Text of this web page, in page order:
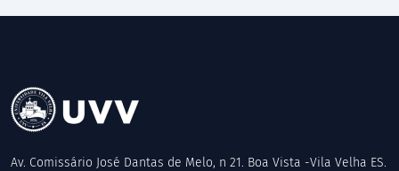
Av. Comissário José Dantas de Melo, n 21. Boa Vista -Vila Velha ES.